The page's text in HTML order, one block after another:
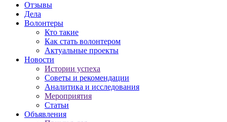
Отзывы
Дела
Волонтеры
Кто такие
Как стать волонтером
Актуальные проекты
Новости
Истории успеха
Советы и рекомендации
Аналитика и исследования
Мероприятия
Статьи
Объявления